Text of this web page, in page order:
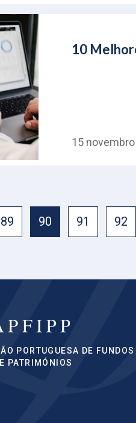
10
15 novembro
89 90 91 92
PORTUGUESA DE
PATRIMÓNIOS